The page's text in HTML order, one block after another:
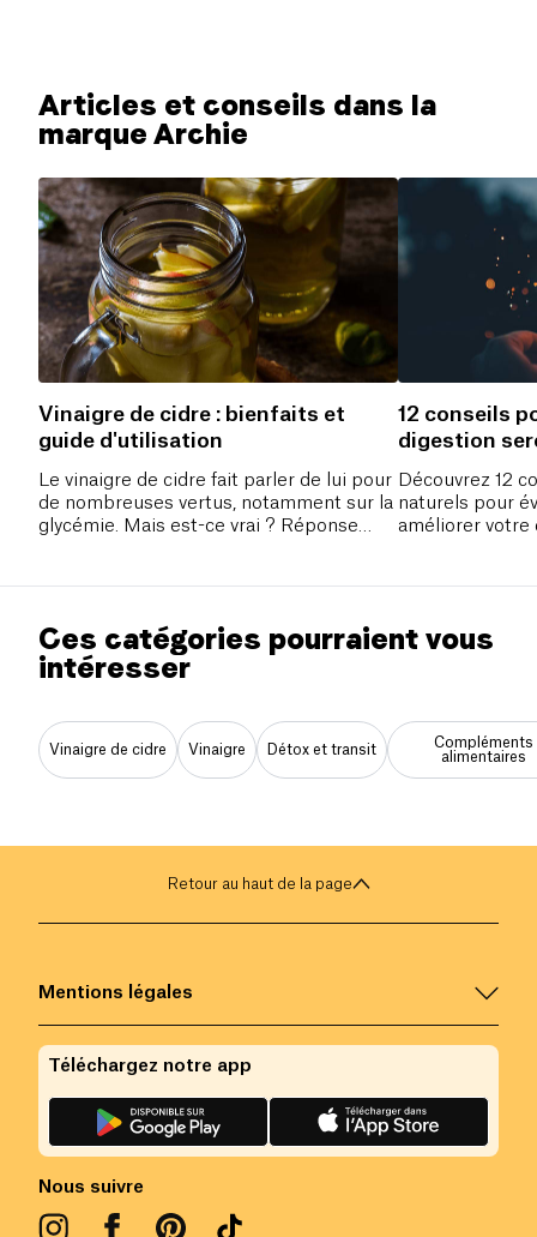
Articles et conseils dans la
marque Archie
Vinaigre de cidre : bienfaits et
guide d'utilisation
Le vinaigre de cidre fait parler de lui pour
de nombreuses vertus, notamment sur la
glycémie. Mais est-ce vrai ? Réponse
12 conseils
digestion
fêtes
Découvrez 12
naturels pour
améliorer votre
Ces catégories pourraient vous
intéresser
Vinaigre de cidre Vinaigre Détox et transit
Compléments
alimentaires
Retour au haut de la page
Mentions légales
Nous suivre
Téléchargez notre app